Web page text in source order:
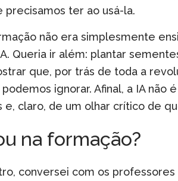
precisamos ter ao usá-la.
não era simplesmente
Queria ir além: plantar
que, por trás de toda a
ignorar. Afinal, a IA
e, claro, de um olhar crítico de
na formação?
conversei com os